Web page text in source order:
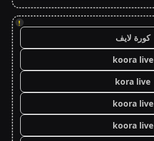
!
كورة لايف
koora live
kora live
koora live
koora live